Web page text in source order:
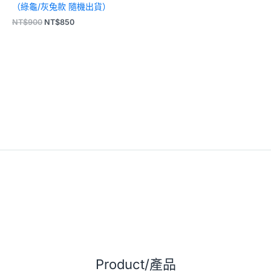
（綠龜/灰兔款 隨機出貨）
NT$900 NT$850
Product/產品